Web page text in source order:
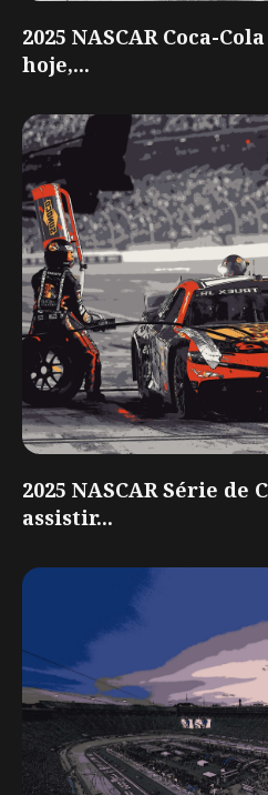
2025 NASCAR Coca-
hoje,...
2025 NASCAR Série de
assistir...